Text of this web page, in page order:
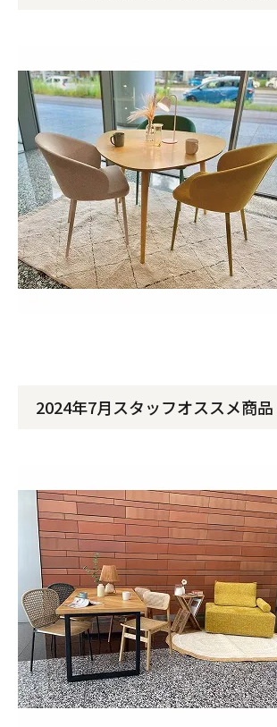
2024年7月スタッフオススメ商品